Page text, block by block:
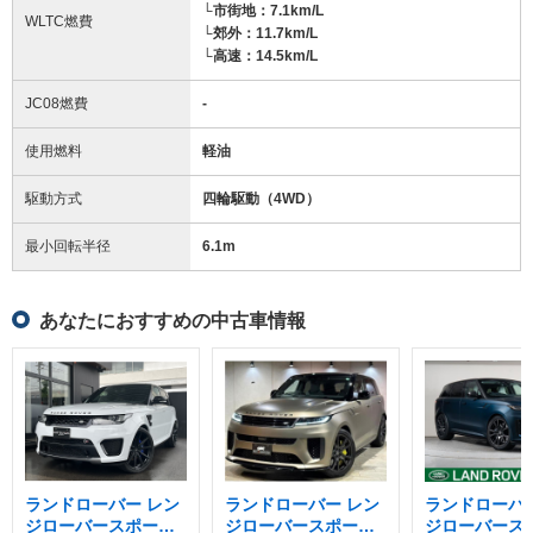
WLTC燃費
└市街地：7.1km/L
└郊外：11.7km/L
└高速：14.5km/L
JC08燃費 -
使用燃料 軽油
駆動方式 四輪駆動（4WD）
最小回転半径 6.1m
あなたにおすすめの中古車情報
ランドローバー レン
ジローバースポーツ
ランドローバー レン
ジローバースポーツ
ランドローバ
ジローバース